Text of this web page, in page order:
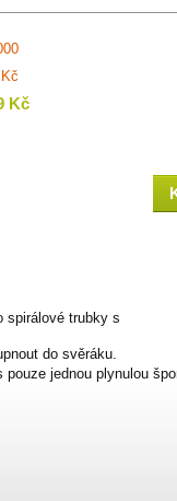
Kč
spirálové trubky s
do svěráku.
jednou plynulou